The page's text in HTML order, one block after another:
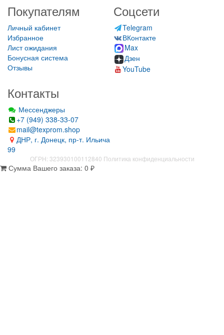
Покупателям
Личный кабинет
Избранное
Лист ожидания
Бонусная система
Отзывы
Соцсети
Telegram
ВКонтакте
Max
Дзен
YouTube
Контакты
Мессенджеры
+7 (949) 338-33-07
mail@texprom.shop
ДНР, г. Донецк, пр-т. Ильича
99
ОГРН: 323930100112840 Политика конфиденциальности
Сумма Вашего заказа: 0 ₽